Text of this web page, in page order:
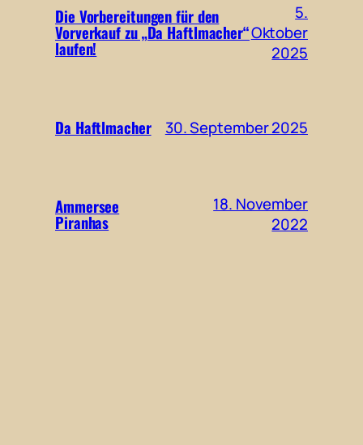
Die Vorbereitungen für den
Vorverkauf zu „Da Haftlmacher“
laufen!
5.
Oktober
2025
Da Haftlmacher 30. September 2025
Ammersee
Piranhas
18. November
2022